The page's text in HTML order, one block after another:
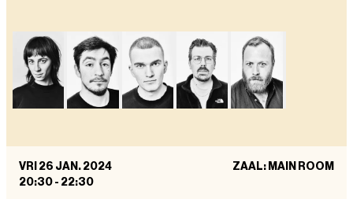
VRI 26 JAN. 2024
20:30 - 22:30
ZAAL: MAIN ROOM